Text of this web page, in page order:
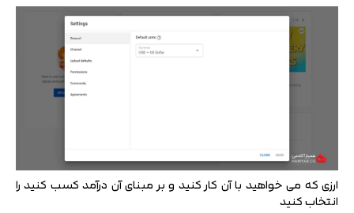
ارزی که می خواهید با آن کار کنید و بر مبنای آن درآمد کسب کنید را
انتخاب کنید